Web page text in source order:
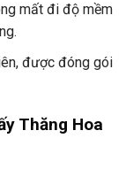
mất đi độ mềm
được đóng gói
Thăng Hoa